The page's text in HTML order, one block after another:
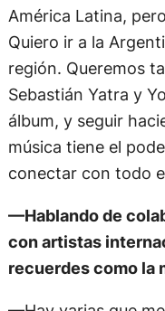
América Latina,
Quiero ir a la
región. Queremos
Sebastián Yatra y
álbum, y seguir
música tiene el
conectar con todo
—Hablando de
con artistas
recuerdes como la